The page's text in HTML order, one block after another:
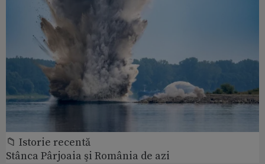
📁 Istorie recentă
Stânca Pârjoaia şi România de azi